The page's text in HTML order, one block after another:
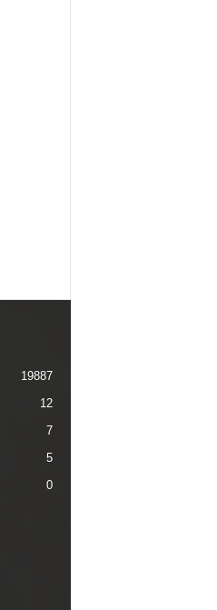
19887
12
7
5
0